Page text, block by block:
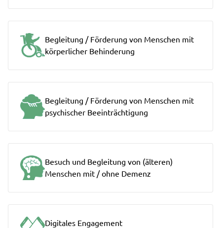
Begleitung / Förderung von Menschen mit
körperlicher Behinderung
Begleitung / Förderung von Menschen mit
psychischer Beeinträchtigung
Besuch und Begleitung von (älteren)
Menschen mit / ohne Demenz
Digitales Engagement